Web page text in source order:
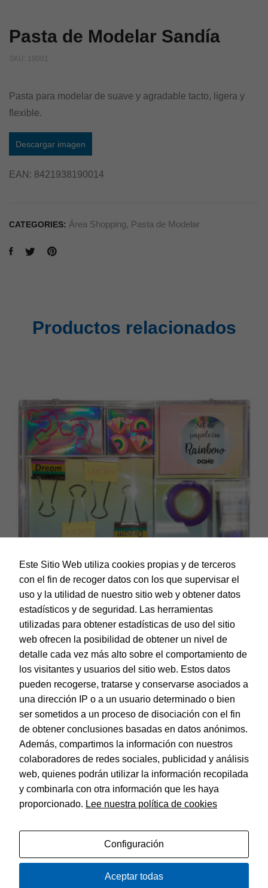
Pasta de Modelar Sandía
SKU: 19001
Pasta para modelar de suave y agradable tacto, ligera y
flexible.
Descargar imagen
EAN: 8421938190014
CATEGORIES: Área Shopping, Pasta de Modelar
Productos relacionados
Dohe – Set de papelería de 17 piezas Rainbow
8421938510911
© Dohe - Camino de Madrid, 14
28970 • Humanes de Madrid (Madrid)
ESPAÑA
Aviso legal
Política de cookies
Este Sitio Web utiliza cookies propias y de terceros
con el fin de recoger datos con los que supervisar el
uso y la utilidad de nuestro sitio web y obtener datos
estadísticos y de seguridad. Las herramientas
utilizadas para obtener estadísticas de uso del sitio
web ofrecen la posibilidad de obtener un nivel de
detalle cada vez más alto sobre el comportamiento de
los visitantes y usuarios del sitio web. Estos datos
pueden recogerse, tratarse y conservarse asociados a
una dirección IP o a un usuario determinado o bien
ser sometidos a un proceso de disociación con el fin
de obtener conclusiones basadas en datos anónimos.
Además, compartimos la información con nuestros
colaboradores de redes sociales, publicidad y análisis
web, quienes podrán utilizar la información recopilada
y combinarla con otra información que les haya
proporcionado. Lee nuestra política de cookies
Configuración
Aceptar todas